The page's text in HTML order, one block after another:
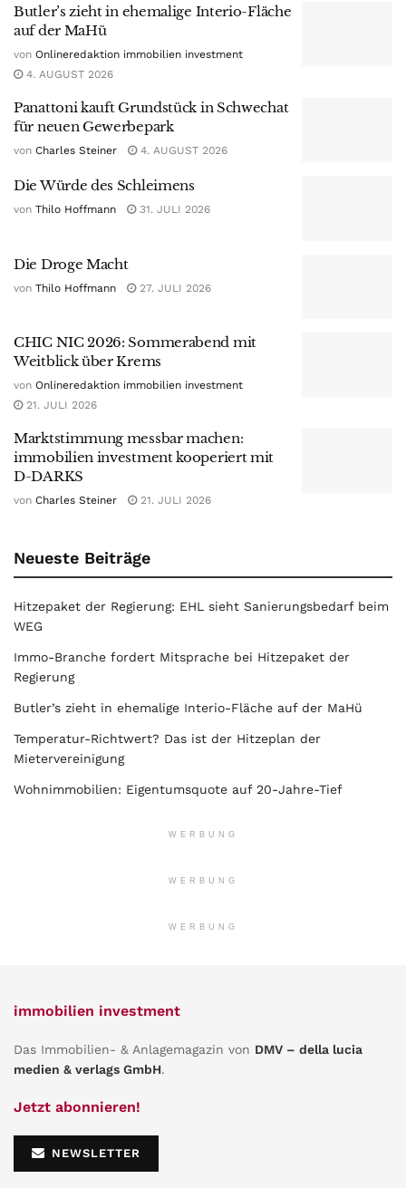
Butler’s zieht in ehemalige Interio-Fläche
auf der MaHü
von Onlineredaktion immobilien investment
4. AUGUST 2026
Panattoni kauft Grundstück in Schwechat
für neuen Gewerbepark
von Charles Steiner 4. AUGUST 2026
Die Würde des Schleimens
von Thilo Hoffmann 31. JULI 2026
Die Droge Macht
von Thilo Hoffmann 27. JULI 2026
CHIC NIC 2026: Sommerabend mit
Weitblick über Krems
von Onlineredaktion immobilien investment
21. JULI 2026
Marktstimmung messbar machen:
immobilien investment kooperiert mit
D-DARKS
von Charles Steiner 21. JULI 2026
Neueste Beiträge
Hitzepaket der Regierung: EHL sieht Sanierungsbedarf beim
WEG
Immo-Branche fordert Mitsprache bei Hitzepaket der
Regierung
Butler’s zieht in ehemalige Interio-Fläche auf der MaHü
Temperatur-Richtwert? Das ist der Hitzeplan der
Mietervereinigung
Wohnimmobilien: Eigentumsquote auf 20-Jahre-Tief
WERBUNG
WERBUNG
WERBUNG
immobilien investment
Das Immobilien- & Anlagemagazin von DMV – della lucia
medien & verlags GmbH.
Jetzt abonnieren!
NEWSLETTER